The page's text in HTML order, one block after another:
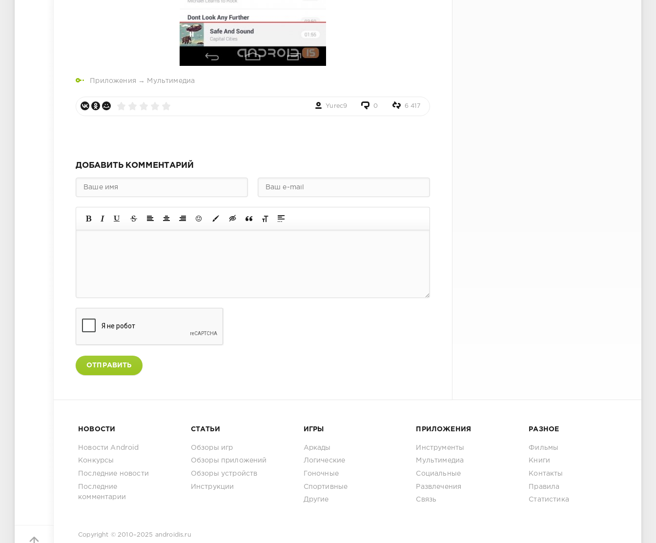
Приложения → Мультимедиа
Yurec9 0 6 417
ДОБАВИТЬ КОММЕНТАРИЙ
ОТПРАВИТЬ
НОВОСТИ
Новости Android
Конкурсы
Последние новости
Последние
комментарии
СТАТЬИ
Обзоры игр
Обзоры приложений
Обзоры устройств
Инструкции
ИГРЫ
Аркады
Логические
Гоночные
Спортивные
Другие
ПРИЛОЖЕНИЯ
Инструменты
Мультимедиа
Социальные
Развлечения
Связь
РАЗНОЕ
Фильмы
Книги
Контакты
Правила
Статистика
Copyright © 2010–2025 androidis.ru